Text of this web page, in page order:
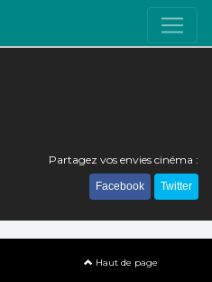
Partagez vos envies cinéma :
Facebook Twitter
Haut de page